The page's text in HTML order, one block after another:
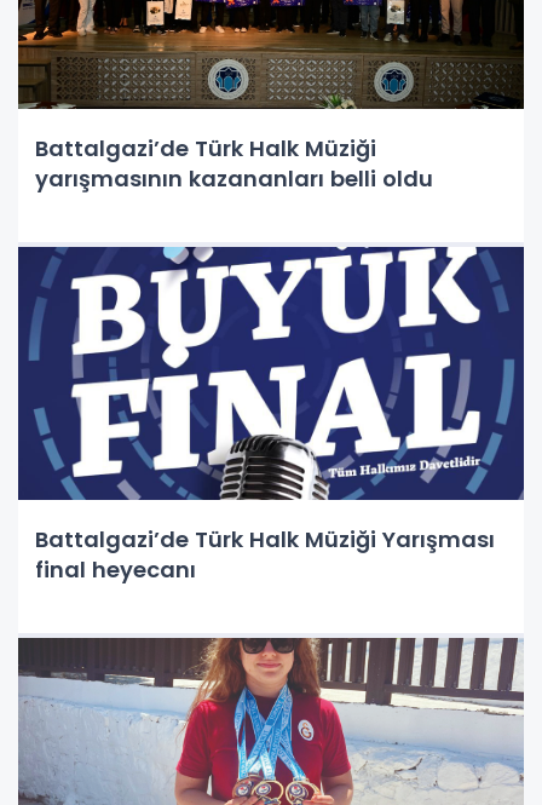
Battalgazi’de Türk Halk Müziği
yarışmasının kazananları belli oldu
Battalgazi’de Türk Halk Müziği Yarışması
final heyecanı